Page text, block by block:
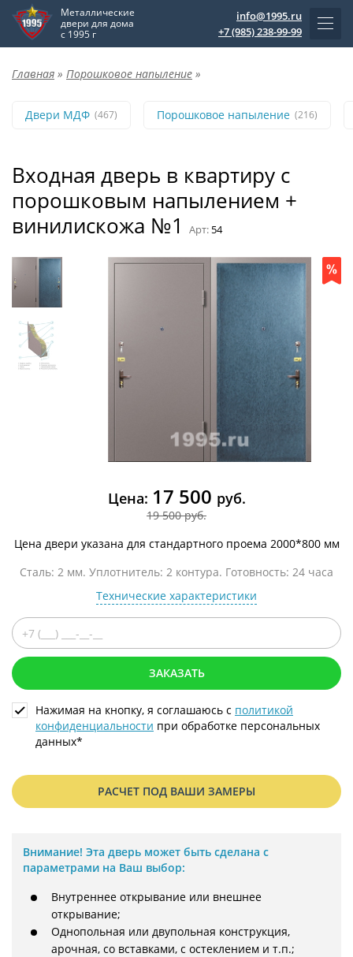
Металлические
двери для дома
с 1995 г
info@1995.ru
+7 (985) 238-99-99
Главная » Порошковое напыление »
Двери МДФ (467) Порошковое напыление (216)
Входная дверь в квартиру с
порошковым напылением +
винилискожа №1
Арт: 54
Цена: 17 500 руб.
19 500 руб.
Цена двери указана для стандартного проема 2000*800 мм
Сталь: 2 мм. Уплотнитель: 2 контура. Готовность: 24 часа
Технические характеристики
ЗАКАЗАТЬ
Нажимая на кнопку, я соглашаюсь с политикой
конфиденциальности при обработке персональных
данных*
РАСЧЕТ ПОД ВАШИ ЗАМЕРЫ
Внимание! Эта дверь может быть сделана с
параметрами на Ваш выбор:
Внутреннее открывание или внешнее
открывание;
Однопольная или двупольная конструкция,
арочная, со вставками, с остеклением и т.п.;